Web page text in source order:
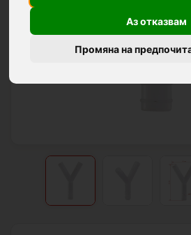
Аз отказвам
Промяна на